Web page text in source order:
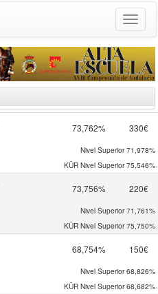
Toggle
73,762% 330€
Nivel Superior 71,978%
KÜR Nivel Superior 75,546%
73,756% 220€
Nivel Superior 71,761%
KÜR Nivel Superior 75,750%
68,754% 150€
Nivel Superior 68,826%
KÜR Nivel Superior 68,682%